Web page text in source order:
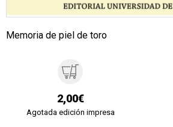
Memoria de piel de toro
2,00€
Agotada edición impresa